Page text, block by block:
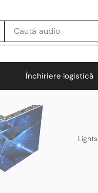
Caută audio
Închiriere logistică
Lights